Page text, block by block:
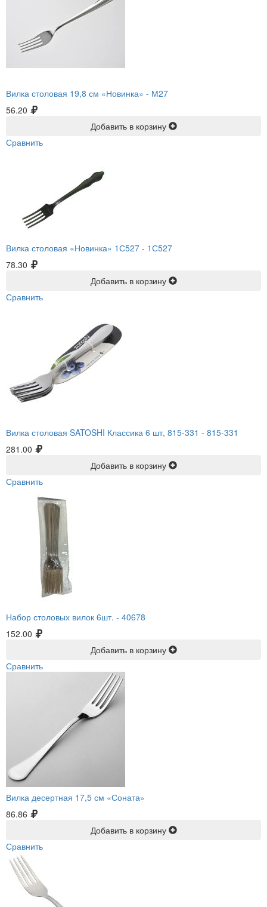
Вилка столовая 19,8 см «Новинка» - М27
56.20
Добавить в корзину
Сравнить
Вилка столовая «Новинка» 1С527 - 1С527
78.30
Добавить в корзину
Сравнить
Вилка столовая SATOSHI Классика 6 шт, 815-331 - 815-331
281.00
Добавить в корзину
Сравнить
Набор столовых вилок 6шт. - 40678
152.00
Добавить в корзину
Сравнить
Вилка десертная 17,5 см «Соната»
86.86
Добавить в корзину
Сравнить